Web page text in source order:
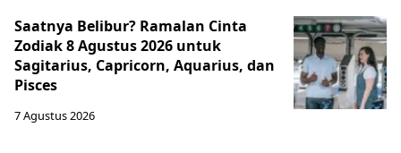
Saatnya Belibur? Ramalan Cinta
Zodiak 8 Agustus 2026 untuk
Sagitarius, Capricorn, Aquarius, dan
Pisces
7 Agustus 2026